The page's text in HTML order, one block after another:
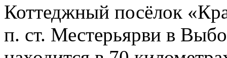
Коттеджный посёлок
п. ст. Местерьярви в